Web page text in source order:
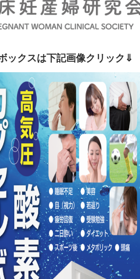
ックスは下記画像クリック⇓